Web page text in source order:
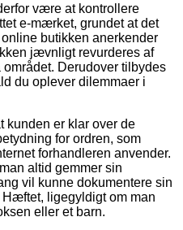
være at kontrollere
e-mærket, grundet at det
butikken anerkender
jævnligt revurderes af
Derudover tilbydes
du oplever dilemmaer i
kunden er klar over de
for ordren, som
forhandleren anvender.
altid gemmer sin
vil kunne dokumentere sin
ligegyldigt om man
eller et barn.